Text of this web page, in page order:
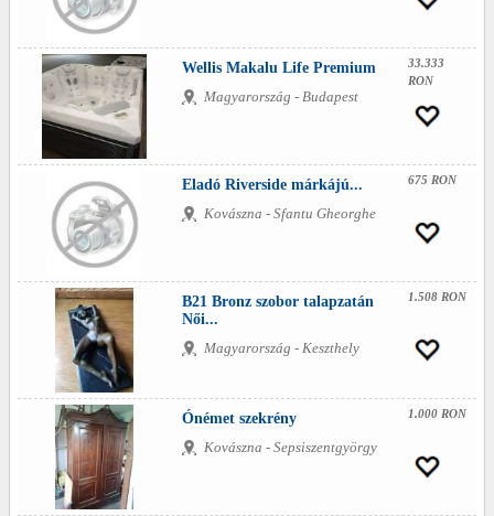
Wellis Makalu Life Premium
Magyarország - Budapest
33.333
RON
Eladó Riverside márkájú...
Kovászna - Sfantu Gheorghe
675 RON
B21 Bronz szobor talapzatán
Női...
Magyarország - Keszthely
1.508 RON
Ónémet szekrény
Kovászna - Sepsiszentgyörgy
1.000 RON